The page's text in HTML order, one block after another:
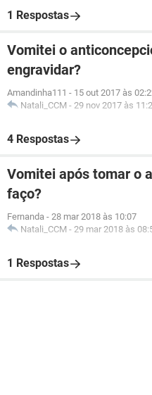
1 Respostas
Vomitei o
engravidar?
Amandinha111 - 15 out 2017 às
Natali_CCM - 29 nov 2017 às
4 Respostas
Vomitei após tomar o
faço?
Fernanda - 28 mar 2018 às 10:07
Natali_CCM - 29 mar 2018 às
1 Respostas